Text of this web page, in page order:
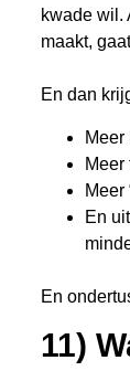
kwade wil.
maakt,
En dan
Meer
Meer
Meer
En
En
11)